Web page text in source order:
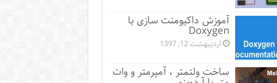
آموزش داکیومنت سازی با
Doxygen
اردیبهشت 12, 1397
ساخت ولتمتر ، آمپرمتر و وات